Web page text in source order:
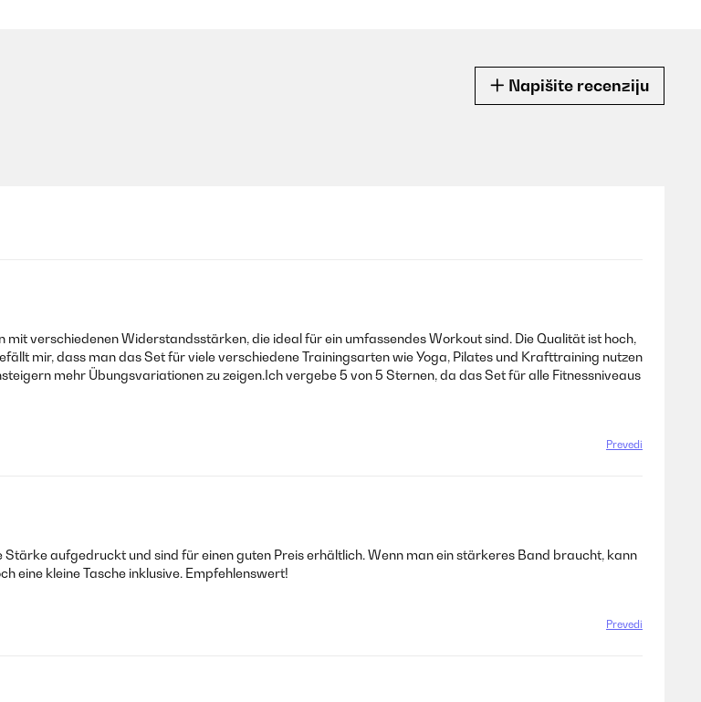
Napišite recenziju
verschiedenen Widerstandsstärken, die ideal für ein umfassendes Workout sind. Die Qualität ist hoch,
mir, dass man das Set für viele verschiedene Trainingsarten wie Yoga, Pilates und Krafttraining nutzen
mehr Übungsvariationen zu zeigen.Ich vergebe 5 von 5 Sternen, da das Set für alle Fitnessniveaus
Prevedi
aufgedruckt und sind für einen guten Preis erhältlich. Wenn man ein stärkeres Band braucht, kann
eine kleine Tasche inklusive. Empfehlenswert!
Prevedi